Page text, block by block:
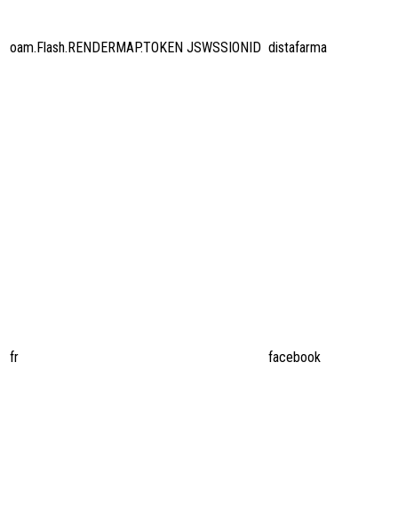
oam.Flash.RENDERMAP.TOKEN JSWSSIONID distafarma
fr facebook